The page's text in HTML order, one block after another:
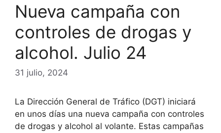
Nueva campaña con
controles de drogas y
alcohol. Julio 24
31 julio, 2024
La Dirección General de Tráfico (DGT) iniciará
en unos días una nueva campaña con controles
de drogas y alcohol al volante. Estas campañas